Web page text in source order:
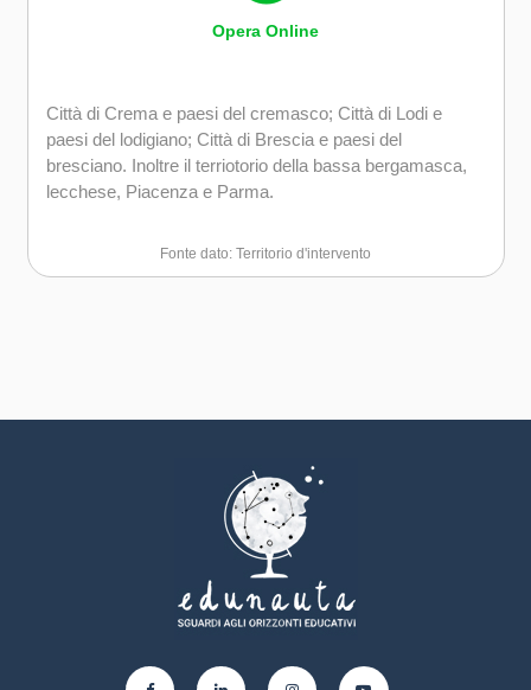
Opera Online
Città di Crema e paesi del cremasco; Città di Lodi e
paesi del lodigiano; Città di Brescia e paesi del
bresciano. Inoltre il terriotorio della bassa bergamasca,
lecchese, Piacenza e Parma.
Fonte dato: Territorio d'intervento